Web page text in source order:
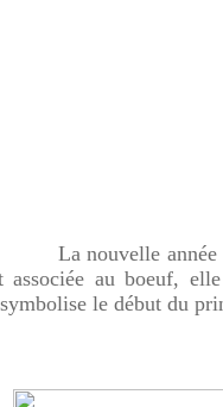
La nouvelle
associée au boeuf,
le début du